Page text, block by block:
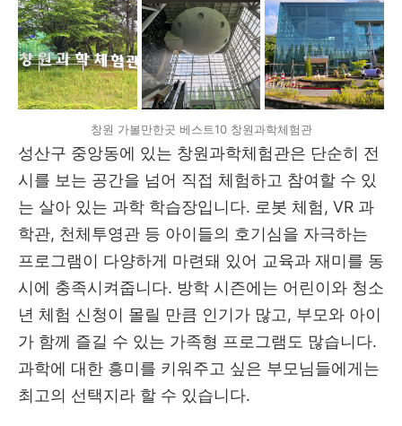
창원 가볼만한곳 베스트10 창원과학체험관
성산구 중앙동에 있는 창원과학체험관은 단순히 전
시를 보는 공간을 넘어 직접 체험하고 참여할 수 있
는 살아 있는 과학 학습장입니다. 로봇 체험, VR 과
학관, 천체투영관 등 아이들의 호기심을 자극하는
프로그램이 다양하게 마련돼 있어 교육과 재미를 동
시에 충족시켜줍니다. 방학 시즌에는 어린이와 청소
년 체험 신청이 몰릴 만큼 인기가 많고, 부모와 아이
가 함께 즐길 수 있는 가족형 프로그램도 많습니다.
과학에 대한 흥미를 키워주고 싶은 부모님들에게는
최고의 선택지라 할 수 있습니다.